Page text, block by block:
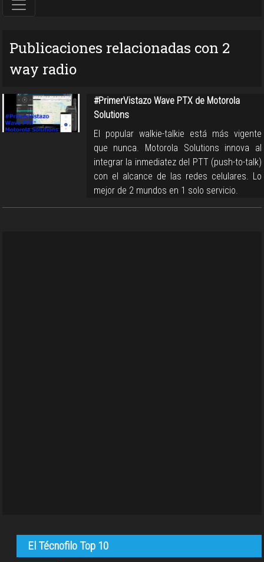
Publicaciones relacionadas con 2
way radio
#PrimerVistazo Wave PTX de Motorola
Solutions
El popular walkie-talkie está más vigente
que nunca. Motorola Solutions innova al
integrar la inmediatez del PTT (push-to-talk)
con el alcance de las redes celulares. Lo
mejor de 2 mundos en 1 solo servicio.
El Técnofilo Top 10